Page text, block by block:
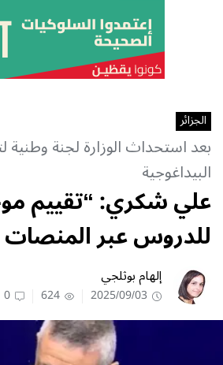
الجزائر
بعد استحداث الوزارة لجنة وطنية
البيداغوجية
علي شكري: “تقييم
للدروس عبر المنصات
إلهام بوثلجي
2025/09/03
624
0